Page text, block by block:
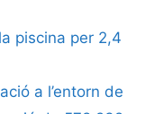
piscina per 2,4
a l’entorn de